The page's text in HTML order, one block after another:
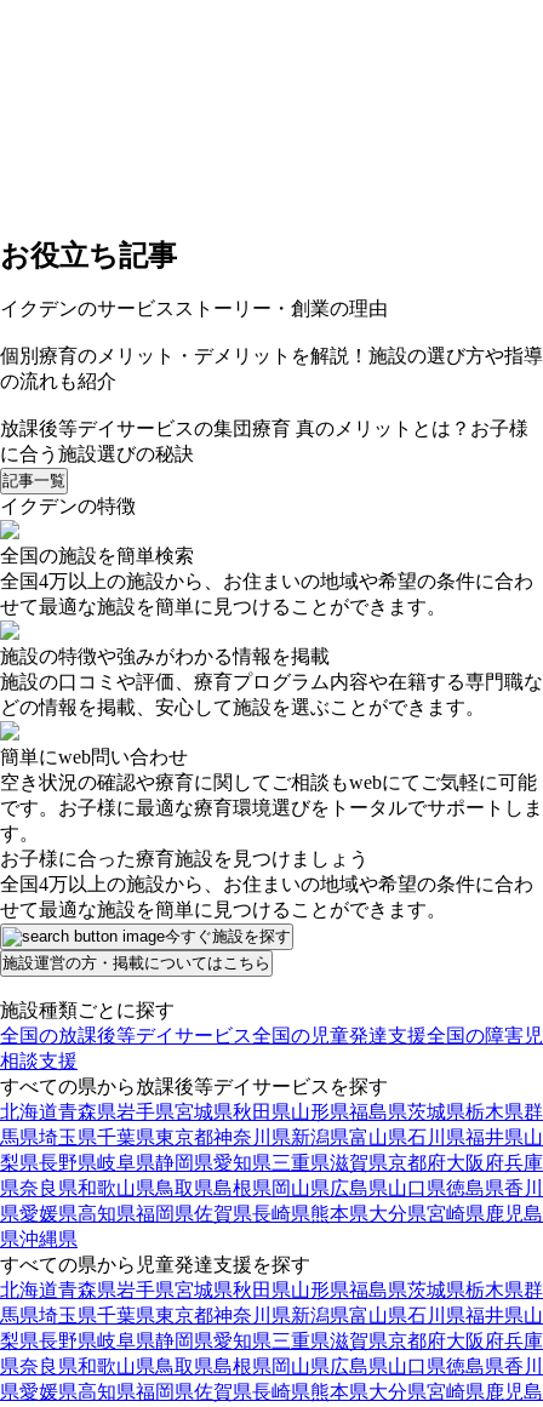
お役立ち記事
イクデンのサービスストーリー・創業の理由
個別療育のメリット・デメリットを解説！施設の選び方や指導
の流れも紹介
放課後等デイサービスの集団療育 真のメリットとは？お子様
に合う施設選びの秘訣
記事一覧
イクデンの特徴
全国の施設を簡単検索
全国4万以上の施設から、お住まいの地域や希望の条件に合わ
せて最適な施設を簡単に見つけることができます。
施設の特徴や強みがわかる情報を掲載
施設の口コミや評価、療育プログラム内容や在籍する専門職な
どの情報を掲載、安心して施設を選ぶことができます。
簡単にweb問い合わせ
空き状況の確認や療育に関してご相談もwebにてご気軽に可能
です。お子様に最適な療育環境選びをトータルでサポートしま
す。
お子様に合った療育施設を見つけましょう
全国4万以上の施設から、お住まいの地域や希望の条件に合わ
せて最適な施設を簡単に見つけることができます。
今すぐ施設を探す
施設運営の方・掲載についてはこちら
施設種類ごとに探す
全国の放課後等デイサービス全国の児童発達支援全国の障害児
相談支援
すべての県から放課後等デイサービスを探す
北海道青森県岩手県宮城県秋田県山形県福島県茨城県栃木県群
馬県埼玉県千葉県東京都神奈川県新潟県富山県石川県福井県山
梨県長野県岐阜県静岡県愛知県三重県滋賀県京都府大阪府兵庫
県奈良県和歌山県鳥取県島根県岡山県広島県山口県徳島県香川
県愛媛県高知県福岡県佐賀県長崎県熊本県大分県宮崎県鹿児島
県沖縄県
すべての県から児童発達支援を探す
北海道青森県岩手県宮城県秋田県山形県福島県茨城県栃木県群
馬県埼玉県千葉県東京都神奈川県新潟県富山県石川県福井県山
梨県長野県岐阜県静岡県愛知県三重県滋賀県京都府大阪府兵庫
県奈良県和歌山県鳥取県島根県岡山県広島県山口県徳島県香川
県愛媛県高知県福岡県佐賀県長崎県熊本県大分県宮崎県鹿児島